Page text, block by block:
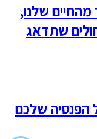
שלנו,
שתדאג
הפנסיה שלכם